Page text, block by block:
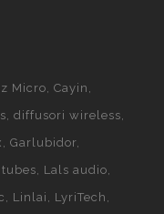
Micro Cayin
diffusori wireless
Garlubidor
tubes
Lals audio
Linlai LyriTech